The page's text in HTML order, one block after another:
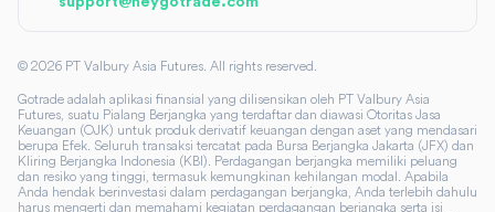
© 2026 PT Valbury Asia Futures. All rights reserved.
Gotrade adalah aplikasi finansial yang dilisensikan oleh PT Valbury Asia
Futures, suatu Pialang Berjangka yang terdaftar dan diawasi Otoritas Jasa
Keuangan (OJK) untuk produk derivatif keuangan dengan aset yang mendasari
berupa Efek. Seluruh transaksi tercatat pada Bursa Berjangka Jakarta (JFX) dan
Kliring Berjangka Indonesia (KBI). Perdagangan berjangka memiliki peluang
dan resiko yang tinggi, termasuk kemungkinan kehilangan modal. Apabila
Anda hendak berinvestasi dalam perdagangan berjangka, Anda terlebih dahulu
harus mengerti dan memahami kegiatan perdagangan berjangka serta isi